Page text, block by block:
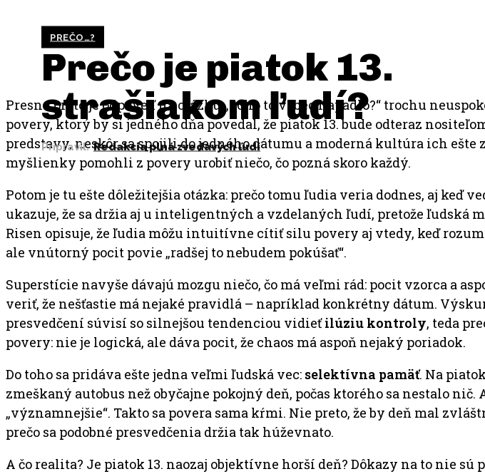
PREČO…?
Prečo je piatok 13.
strašiakom ľudí?
Pripravil: Redakcia plná zvedavých ľudí
Presne preto je odpoveď na otázku „koho to vôbec napadlo?“ trochu
povery, ktorý by si jedného dňa povedal, že piatok 13. bude odteraz
predstavy, neskôr sa spojili do jedného dátumu a moderná kultúra ich
myšlienky pomohli z povery urobiť niečo, čo pozná skoro každý.
Potom je tu ešte dôležitejšia otázka: prečo tomu ľudia veria dodnes, aj keď
ukazuje, že sa držia aj u inteligentných a vzdelaných ľudí, pretože
Risen opisuje, že ľudia môžu intuitívne cítiť silu povery aj vtedy, keď
ale vnútorný pocit povie „radšej to nebudem pokúšať“.
Superstície navyše dávajú mozgu niečo, čo má veľmi rád: pocit vzorca a
veriť, že nešťastie má nejaké pravidlá – napríklad konkrétny dátum.
presvedčení súvisí so silnejšou tendenciou vidieťilúziu kontroly, teda
povery: nie je logická, ale dáva pocit, že chaos má aspoň nejaký poriadok.
Do toho sa pridáva ešte jedna veľmi ľudská vec: selektívna pamäť. Na
zmeškaný autobus než obyčajne pokojný deň, počas ktorého sa nestalo
„významnejšie“. Takto sa povera sama kŕmi. Nie preto, že by deň mal
prečo sa podobné presvedčenia držia tak húževnato.
A čo realita? Je piatok 13. naozaj objektívne horší deň? Dôkazy na to nie